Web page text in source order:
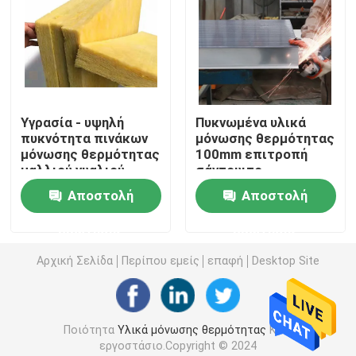
Πάνελ σάντουιτς EPS
Πίνακας μαλλιού βράχου
Πίνακας μόνωσης XPS
Αδιαβροχοποιητική μεμβράνη
Λαστιχένιος σωλήνας μόνωσης αφρού
Σωλήνας μαλλιού βράχου
Υγρασία - υψηλή
πυκνότητα πινάκων
μόνωσης θερμότητας
μαλλιού γυαλιού
απόδειξης 20-
100kg/M3Αποστολή
Πυκνωμένα υλικά
μόνωσης θερμότητας
100mm επιτροπή
σάντουιτς
πολυουρεθάνιου
στεγών 150mm
Αποστολή
Αρχική Σελίδα Περίπου εμείς επαφή Desktop Site
Ποιότητα Υλικά μόνωσης θερμότητας Κίνα
εργοστάσιο.Copyright © 2024